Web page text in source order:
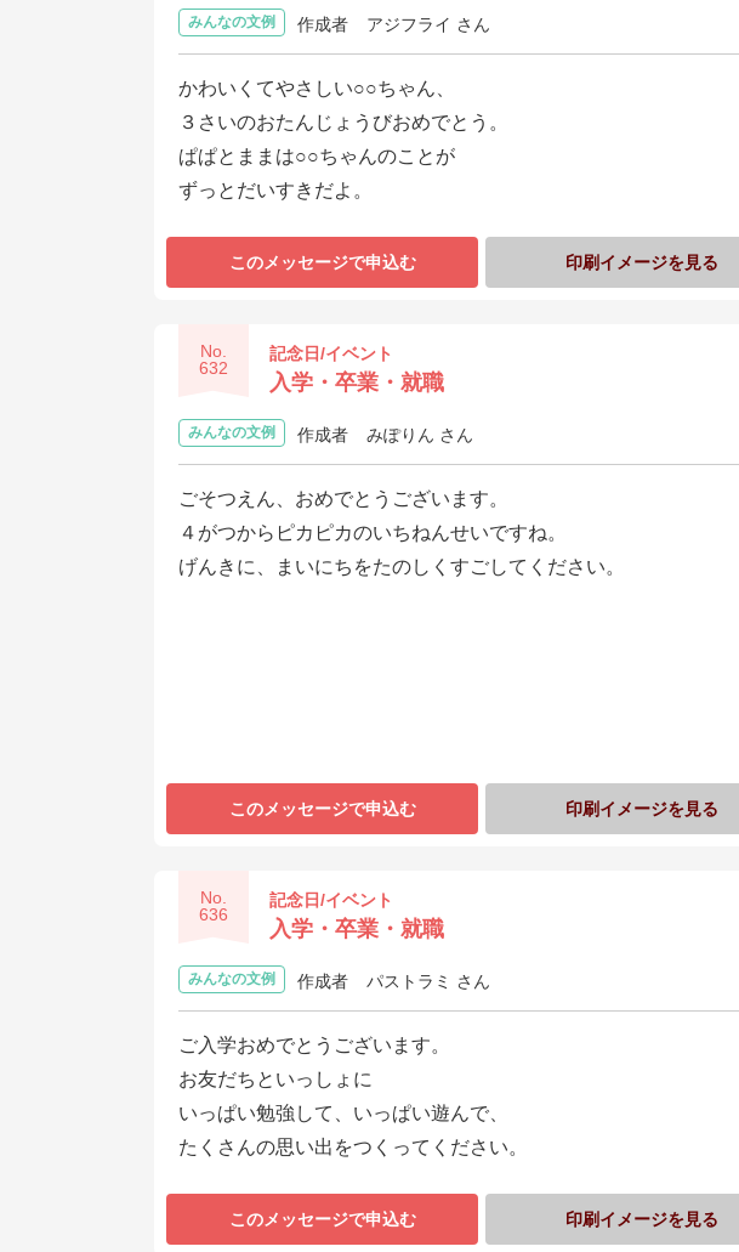
みんなの文例 作成者 アジフライ さん
かわいくてやさしい○○ちゃん、
３さいのおたんじょうびおめでとう。
ぱぱとままは○○ちゃんのことが
ずっとだいすきだよ。
このメッセージで申込む 印刷イメージを見る
No.
632
記念日/イベント
入学・卒業・就職
みんなの文例 作成者 みぽりん さん
ごそつえん、おめでとうございます。
４がつからピカピカのいちねんせいですね。
げんきに、まいにちをたのしくすごしてください。
このメッセージで申込む 印刷イメージを見る
No.
636
記念日/イベント
入学・卒業・就職
みんなの文例 作成者 パストラミ さん
ご入学おめでとうございます。
お友だちといっしょに
いっぱい勉強して、いっぱい遊んで、
たくさんの思い出をつくってください。
このメッセージで申込む 印刷イメージを見る